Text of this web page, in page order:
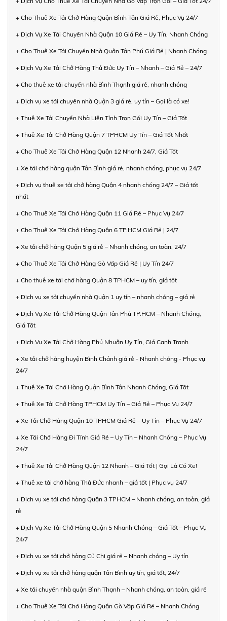
+ Cho Thuê Xe Tải Chở Hàng Quận Bình Tân Giá Rẻ, Phục Vụ 24/7
+ Dịch Vụ Xe Tải Chuyển Nhà Quận 10 Giá Rẻ – Uy Tín, Nhanh Chóng
+ Cho Thuê Xe Tải Chuyển Nhà Quận Tân Phú Giá Rẻ | Nhanh Chóng
+ Dịch Vụ Xe Tải Chở Hàng Thủ Đức Uy Tín – Nhanh – Giá Rẻ – 24/7
+ Cho thuê xe tải chuyển nhà Bình Thạnh giá rẻ, nhanh chóng
+ Dịch vụ xe tải chuyển nhà Quận 3 giá rẻ, uy tín – Gọi là có xe!
+ Thuê Xe Tải Chuyển Nhà Liên Tỉnh Trọn Gói Uy Tín – Giá Tốt
+ Thuê Xe Tải Chở Hàng Quận 7 TPHCM Uy Tín – Giá Tốt Nhất
+ Cho Thuê Xe Tải Chở Hàng Quận 12 Nhanh 24/7, Giá Tốt
+ Xe tải chở hàng quận Tân Bình giá rẻ, nhanh chóng, phục vụ 24/7
+ Dịch vụ thuê xe tải chở hàng Quận 4 nhanh chóng 24/7 – Giá tốt
nhất
+ Cho Thuê Xe Tải Chở Hàng Quận 11 Giá Rẻ – Phục Vụ 24/7
+ Cho Thuê Xe Tải Chở Hàng Quận 6 TP.HCM Giá Rẻ | 24/7
+ Xe tải chở hàng Quận 5 giá rẻ – Nhanh chóng, an toàn, 24/7
+ Cho Thuê Xe Tải Chở Hàng Gò Vấp Giá Rẻ | Uy Tín 24/7
+ Cho thuê xe tải chở hàng Quận 8 TPHCM – uy tín, giá tốt
+ Dịch vụ xe tải chuyển nhà Quận 1 uy tín – nhanh chóng – giá rẻ
+ Dịch Vụ Xe Tải Chở Hàng Quận Tân Phú TP.HCM – Nhanh Chóng,
Giá Tốt
+ Dịch Vụ Xe Tải Chở Hàng Phú Nhuận Uy Tín, Giá Cạnh Tranh
+ Xe tải chở hàng huyện Bình Chánh giá rẻ - Nhanh chóng - Phục vụ
24/7
+ Thuê Xe Tải Chở Hàng Quận Bình Tân Nhanh Chóng, Giá Tốt
+ Thuê Xe Tải Chở Hàng TPHCM Uy Tín – Giá Rẻ – Phục Vụ 24/7
+ Xe Tải Chở Hàng Quận 10 TPHCM Giá Rẻ – Uy Tín – Phục Vụ 24/7
+ Xe Tải Chở Hàng Đi Tỉnh Giá Rẻ – Uy Tín – Nhanh Chóng – Phục Vụ
24/7
+ Thuê Xe Tải Chở Hàng Quận 12 Nhanh – Giá Tốt | Gọi Là Có Xe!
+ Thuê xe tải chở hàng Thủ Đức nhanh – giá tốt | Phục vụ 24/7
+ Dịch vụ xe tải chở hàng Quận 3 TPHCM – Nhanh chóng, an toàn, giá
rẻ
+ Dịch Vụ Xe Tải Chở Hàng Quận 5 Nhanh Chóng – Giá Tốt – Phục Vụ
24/7
+ Dịch vụ xe tải chở hàng Củ Chi giá rẻ – Nhanh chóng – Uy tín
+ Dịch vụ xe tải chở hàng quận Tân Bình uy tín, giá tốt, 24/7
+ Xe tải chuyển nhà quận Bình Thạnh – Nhanh chóng, an toàn, giá rẻ
+ Cho Thuê Xe Tải Chở Hàng Quận Gò Vấp Giá Rẻ – Nhanh Chóng